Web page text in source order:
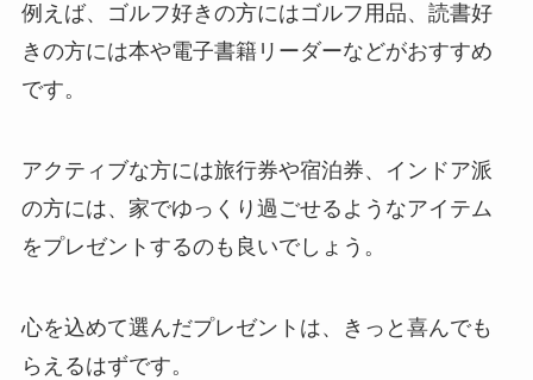
例えば、ゴルフ好きの方にはゴルフ用品、読書好
きの方には本や電子書籍リーダーなどがおすすめ
です。
アクティブな方には旅行券や宿泊券、インドア派
の方には、家でゆっくり過ごせるようなアイテム
をプレゼントするのも良いでしょう。
心を込めて選んだプレゼントは、きっと喜んでも
らえるはずです。